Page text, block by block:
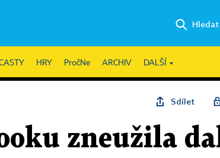
Hledat
HRY PročNe ARCHIV DALŠÍ
Sdílet
zneužila